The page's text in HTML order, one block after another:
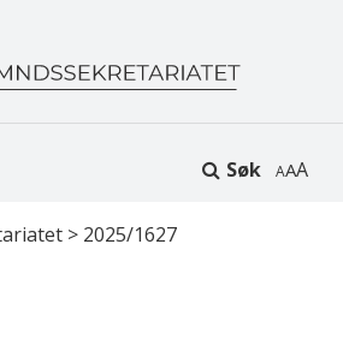
Søk A
> 2025/1627